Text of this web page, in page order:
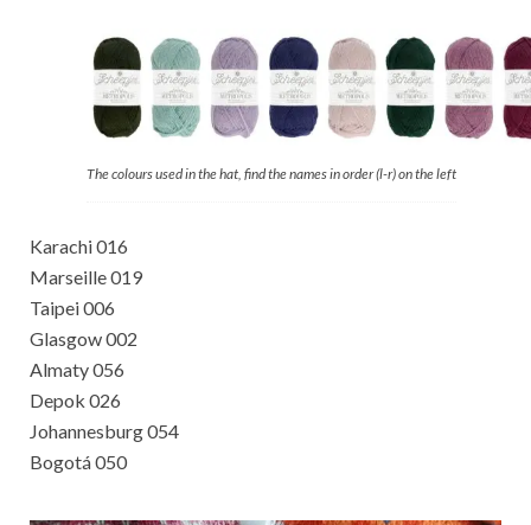
The colours used in the hat, find the names in order (l-r) on the left
Karachi 016
Marseille 019
Taipei 006
Glasgow 002
Almaty 056
Depok 026
Johannesburg 054
Bogotá 050